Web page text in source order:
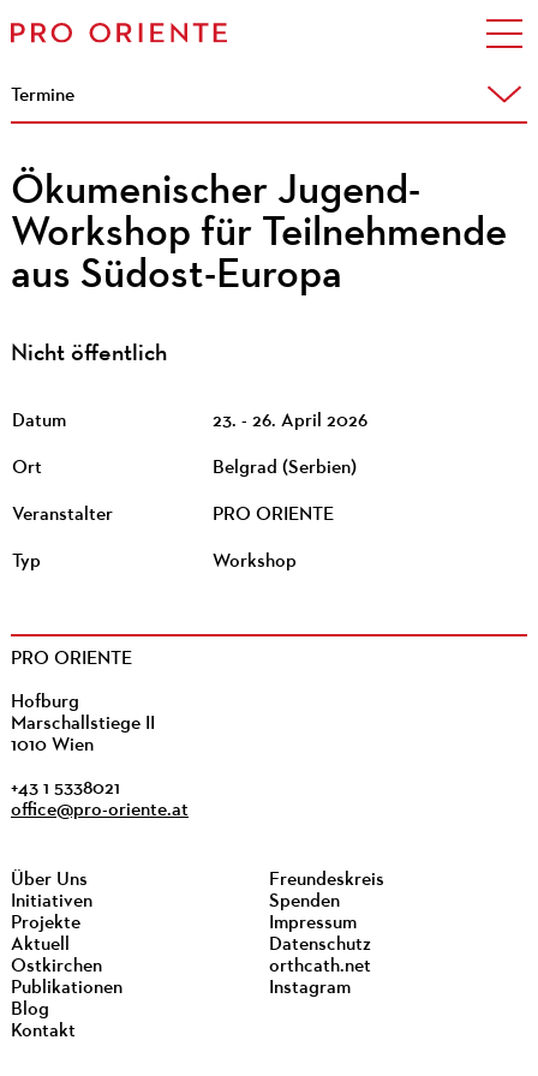
Termine
Ökumenischer Jugend-
Workshop für Teilnehmende
aus Südost-Europa
Nicht öffentlich
Datum 23. - 26. April 2026
Ort Belgrad (Serbien)
Veranstalter PRO ORIENTE
Typ Workshop
PRO ORIENTE
Hofburg
Marschallstiege II
1010 Wien
+43 1 5338021
office@pro-oriente.at
Über Uns
Initiativen
Projekte
Aktuell
Ostkirchen
Publikationen
Blog
Kontakt
Freundeskreis
Spenden
Impressum
Datenschutz
orthcath.net
Instagram